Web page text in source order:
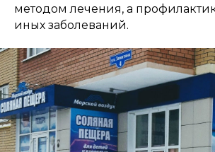
методом лечения, а
иных заболеваний.